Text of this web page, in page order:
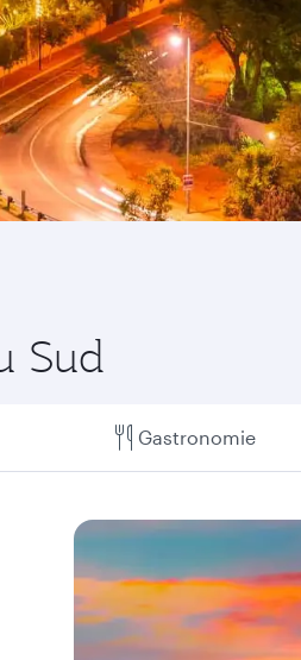
Sud
Gastronomie